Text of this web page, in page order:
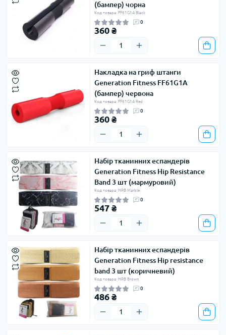
(бампер) чорна
Код товара: FF61G1A Black
0
360 ₴
Накладка на гриф штанги
Generation Fitness FF61G1A
(бампер) червона
Код товара: FF61G1A Red
0
360 ₴
Набір тканинних еспандерів
Generation Fitness Hip Resistance
Band 3 шт (мармуровий)
Код товара: HRB Marble
0
547 ₴
Набір тканинних еспандерів
Generation Fitness Hip resistance
band 3 шт (коричневий)
Код товара: HRB Brown
0
486 ₴